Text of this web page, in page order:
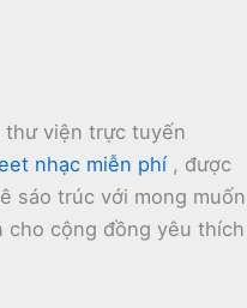
thư viện trực tuyến
nhạc miễn phí , được
sáo trúc với mong muốn
cho cộng đồng yêu thích